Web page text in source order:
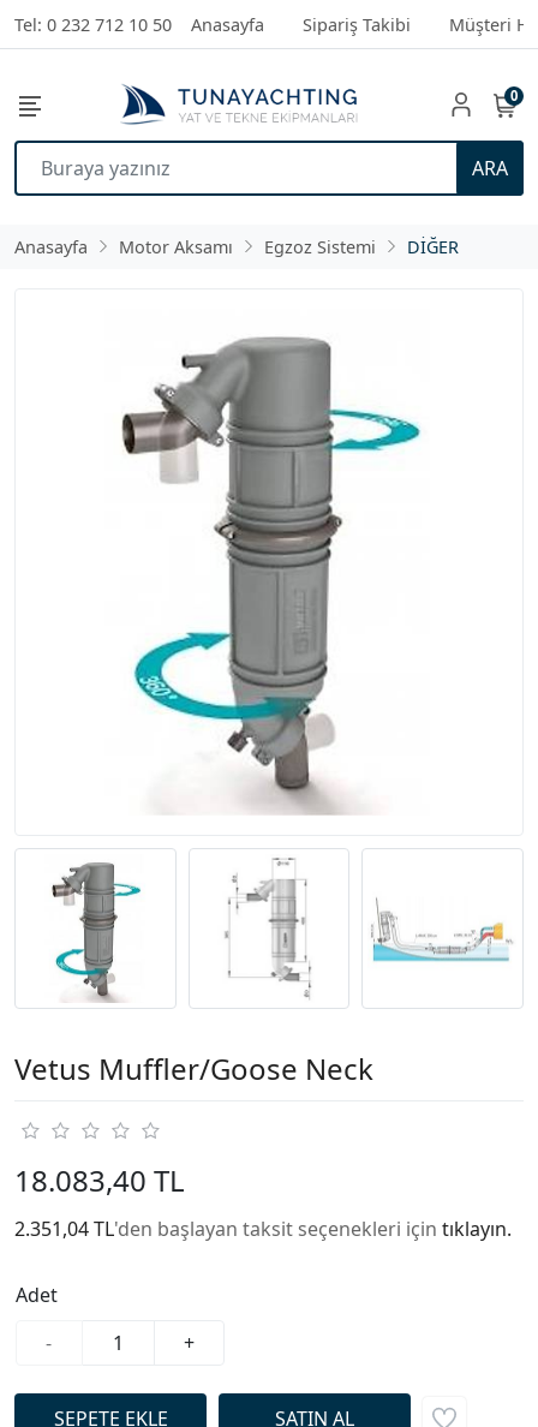
Tel: 0 232 712 10 50 Anasayfa Sipariş Takibi Müşteri
ARA
0
Anasayfa Motor Aksamı Egzoz Sistemi DİĞER
Vetus Muffler/Goose Neck
18.083,40 TL
2.351,04 TL'den başlayan taksit seçenekleri için tıklayın.
Adet
-
+